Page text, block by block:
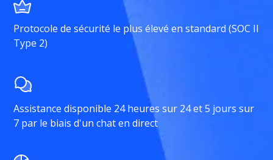
Protocole de sécurité le plus élevé en standard (SOC II
Type 2)
Assistance disponible 24 heures sur 24 et 5 jours sur
7 par le biais d'un chat en direct